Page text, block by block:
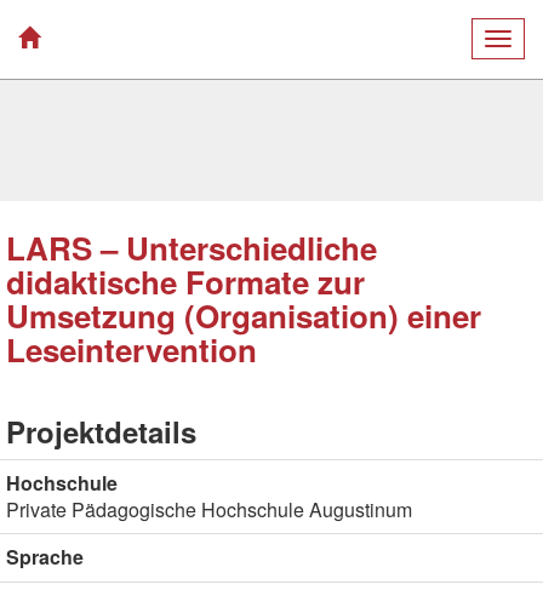
LARS – Unterschiedliche
didaktische Formate zur
Umsetzung (Organisation) einer
Leseintervention
Projektdetails
Hochschule
Private Pädagogische Hochschule Augustinum
Sprache